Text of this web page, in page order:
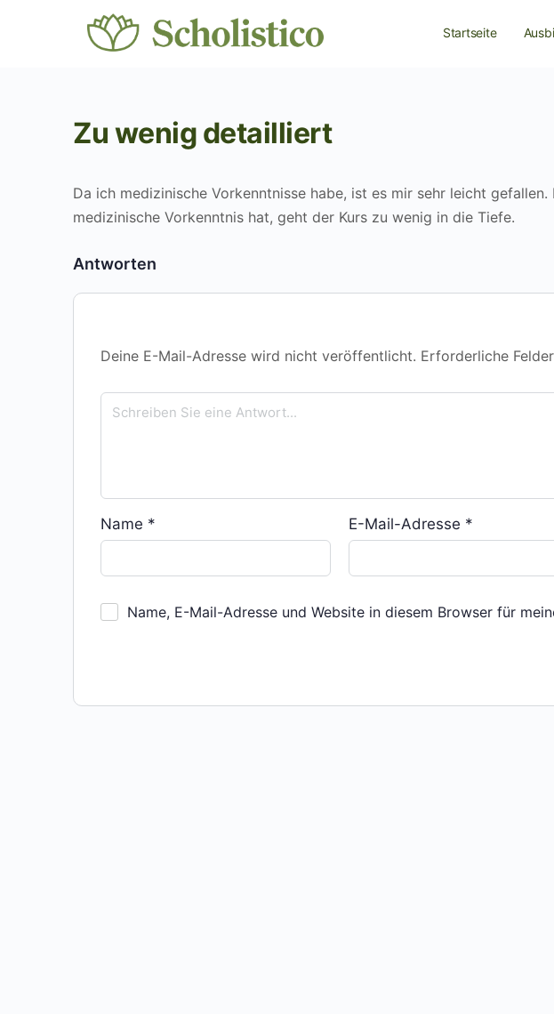
Startseite
Zu wenig detailliert
Da ich medizinische Vorkenntnisse habe, ist es mir sehr leicht
medizinische Vorkenntnis hat, geht der Kurs zu wenig in die Tiefe.
Antworten
Deine E-Mail-Adresse wird nicht veröffentlicht. Erforderliche
Name * E-Mail-Adresse *
Name, E-Mail-Adresse und Website in diesem Browser für